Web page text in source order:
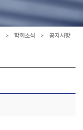
> 학회소식 > 공지사항